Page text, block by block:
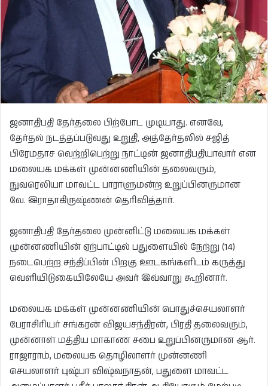
ஜனாதிபதி தேர்தலை பிற்போட முடியாது. எனவே,
தேர்தல் நடத்தப்படுவது உறுதி, அத்தேர்தலில் சஜித்
பிரேமதாச வெற்றிபெற்று நாட்டின் ஜனாதிபதியாவார் என
மலையக மக்கள் முன்னணியின் தலைவரும்,
நுவரெலியா மாவட்ட பாராளுமன்ற உறுப்பினருமான
வே. இராதாகிருஷ்ணன் தெரிவித்தார்.
ஜனாதிபதி தேர்தலை முன்னிட்டு மலையக மக்கள்
முன்னணியின் ஏற்பாட்டில் பதுளையில் நேற்று (14)
நடைபெற்ற சந்திப்பின் பிறகு ஊடகங்களிடம் கருத்து
வெளியிடுகையிலேயே அவர் இவ்வாறு கூறினார்.
மலையக மக்கள் முன்னணியின் பொதுச்செயலாளர்
பேராசிரியர் சங்கரன் விஜயசந்திரன், பிரதி தலைவரும்,
முன்னாள் மத்திய மாகாண சபை உறுப்பினருமான ஆர்.
ராஜாராம், மலையக தொழிலாளர் முன்னணி
செயலாளர் புஷ்பா விஷ்வநாதன், பதுளை மாவட்ட